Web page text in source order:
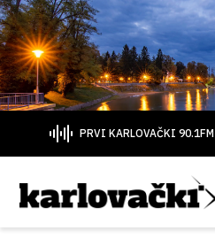
PRVI KARLOVAČKI 90.1FM